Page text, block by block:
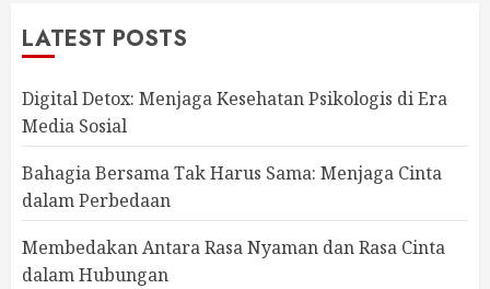
LATEST POSTS
Digital Detox: Menjaga Kesehatan Psikologis di Era
Media Sosial
Bahagia Bersama Tak Harus Sama: Menjaga Cinta
dalam Perbedaan
Membedakan Antara Rasa Nyaman dan Rasa Cinta
dalam Hubungan